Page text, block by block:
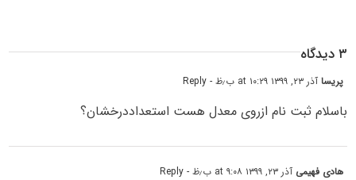
۳ دیدگاه
پریساآذر ۲۳, ۱۳۹۹ at ۱۰:۲۹ ب٫ظ - Reply
باسلام ثبت نام ازروی معدل هست استعداددرخشان؟
هادی فهیمی آذر ۲۳, ۱۳۹۹ at ۹:۰۸ ب٫ظ - Reply